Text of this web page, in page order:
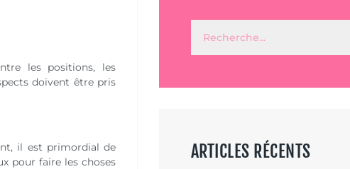
les positions, les
doivent être pris
il est primordial de
pour faire les choses
ARTICLES RÉCENTS